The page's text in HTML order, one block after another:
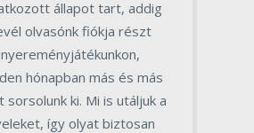
állapot tart, addig
olvasónk fiókja részt
hónapban más és más
ki. Mi is utáljuk a
így olyat biztosan